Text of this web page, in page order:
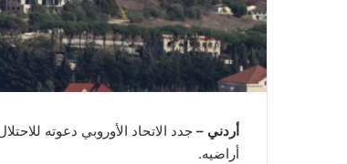
أردني – جدد الاتحاد الأوروبي دعوته
أراضيه.